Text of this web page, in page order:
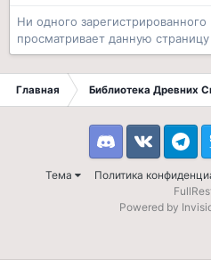
Ни одного зарегистрированного
просматривает данную страницу
Главная Библиотека Древних
Тема Политика
DiscordVK
Powered by